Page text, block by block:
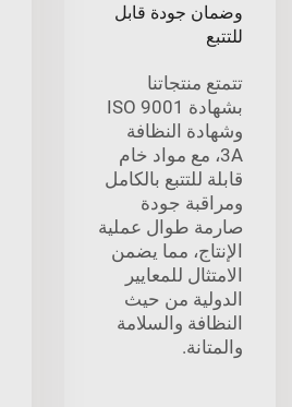
وضمان جودة قابل
للتتبع
تتمتع منتجاتنا
بشهادة ISO 9001
وشهادة النظافة
3A، مع مواد خام
قابلة للتتبع بالكامل
ومراقبة جودة
صارمة طوال عملية
الإنتاج، مما يضمن
الامتثال للمعايير
الدولية من حيث
النظافة والسلامة
والمتانة.